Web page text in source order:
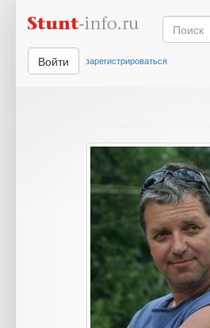
Войти зарегистрироваться